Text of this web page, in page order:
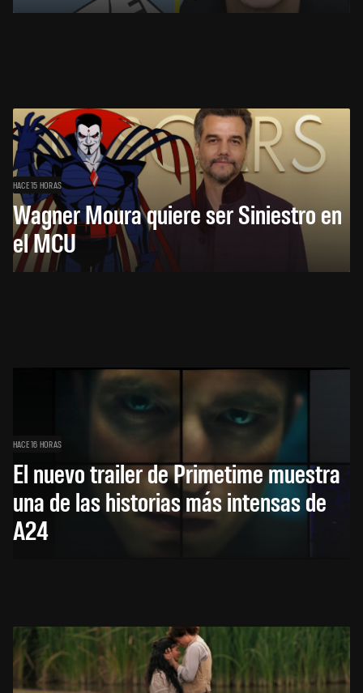
HACE 15 HORAS
Wagner Moura quiere ser Siniestro en
el MCU
HACE 16 HORAS
El nuevo trailer de Primetime muestra
una de las historias más intensas de
A24